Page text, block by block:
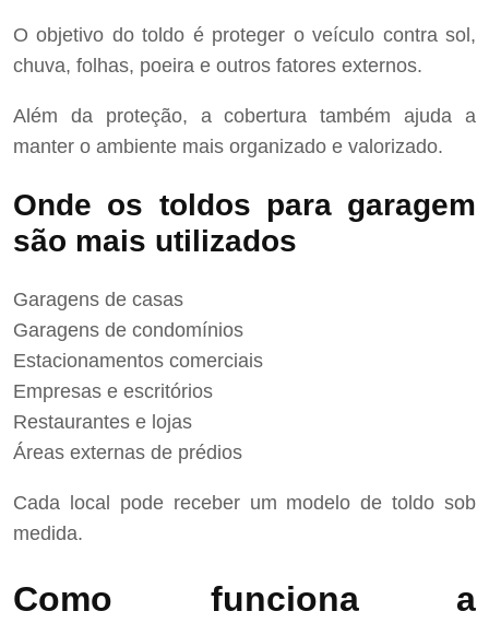
O objetivo do toldo é proteger o veículo contra sol,
chuva, folhas, poeira e outros fatores externos.
Além da proteção, a cobertura também ajuda a
manter o ambiente mais organizado e valorizado.
Onde os toldos para garagem
são mais utilizados
Garagens de casas
Garagens de condomínios
Estacionamentos comerciais
Empresas e escritórios
Restaurantes e lojas
Áreas externas de prédios
Cada local pode receber um modelo de toldo sob
medida.
Como funciona a